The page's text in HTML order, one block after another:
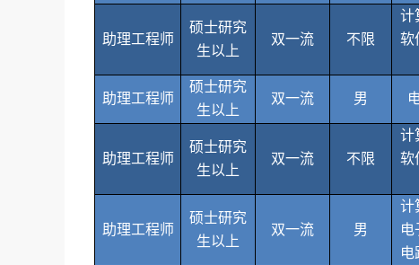
助理工程师
硕士研究
生以上
双一流 不限
计
软
助理工程师
硕士研究
生以上
双一流 男
助理工程师
硕士研究
生以上
双一流 不限
计
软
助理工程师
硕士研究
生以上
双一流 男
计
电
电